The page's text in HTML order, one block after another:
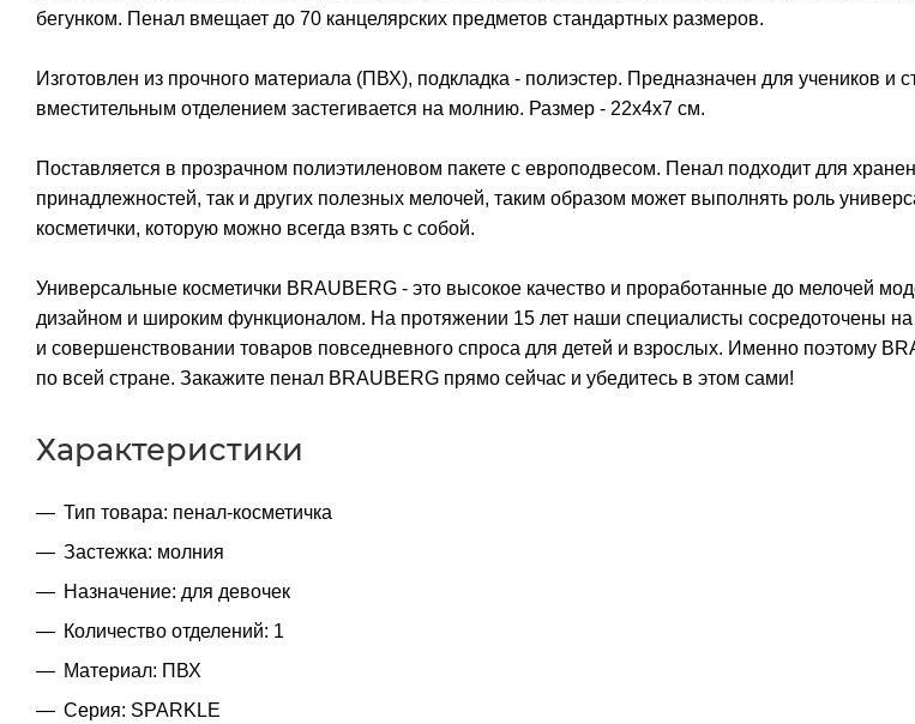
бегунком. Пенал вмещает до 70 канцелярских предметов стандартных размеров.
Изготовлен из прочного материала (ПВХ), подкладка - полиэстер. Предназначен для учеников и
вместительным отделением застегивается на молнию. Размер - 22х4х7 см.
Поставляется в прозрачном полиэтиленовом пакете с европодвесом. Пенал подходит для
принадлежностей, так и других полезных мелочей, таким образом может выполнять роль
косметички, которую можно всегда взять с собой.
Универсальные косметички BRAUBERG - это высокое качество и проработанные до мелочей
дизайном и широким функционалом. На протяжении 15 лет наши специалисты сосредоточены на
и совершенствовании товаров повседневного спроса для детей и взрослых. Именно поэтому
по всей стране. Закажите пенал BRAUBERG прямо сейчас и убедитесь в этом сами!
Характеристики
Тип товара: пенал-косметичка
Застежка: молния
Назначение: для девочек
Количество отделений: 1
Материал: ПВХ
Серия: SPARKLE